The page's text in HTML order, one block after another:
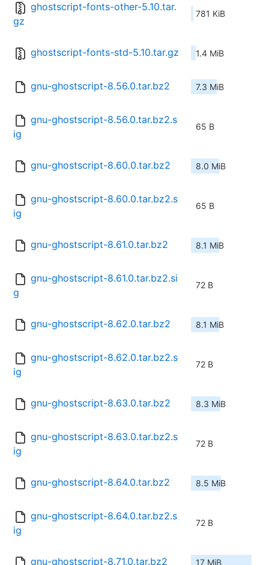
ghostscript-fonts-other-5.10.tar.
gz
781 KiB
ghostscript-fonts-std-5.10.tar.gz 1.4 MiB
gnu-ghostscript-8.56.0.tar.bz2 7.3 MiB
gnu-ghostscript-8.56.0.tar.bz2.s
ig
65 B
gnu-ghostscript-8.60.0.tar.bz2 8.0 MiB
gnu-ghostscript-8.60.0.tar.bz2.s
ig
65 B
gnu-ghostscript-8.61.0.tar.bz2 8.1 MiB
gnu-ghostscript-8.61.0.tar.bz2.si
g
72 B
gnu-ghostscript-8.62.0.tar.bz2 8.1 MiB
gnu-ghostscript-8.62.0.tar.bz2.s
ig
72 B
gnu-ghostscript-8.63.0.tar.bz2 8.3 MiB
gnu-ghostscript-8.63.0.tar.bz2.s
ig
72 B
gnu-ghostscript-8.64.0.tar.bz2 8.5 MiB
gnu-ghostscript-8.64.0.tar.bz2.s
ig
72 B
gnu-ghostscript-8.71.0.tar.bz2 17 MiB